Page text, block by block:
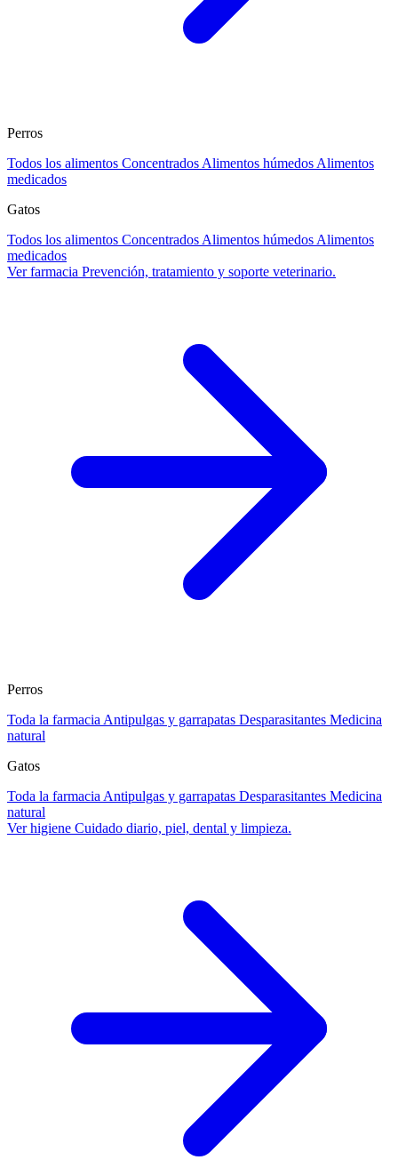
Perros
Todos los alimentos Concentrados Alimentos húmedos Alimentos
medicados
Gatos
Todos los alimentos Concentrados Alimentos húmedos Alimentos
medicados
Ver farmacia Prevención, tratamiento y soporte veterinario.
Perros
Toda la farmacia Antipulgas y garrapatas Desparasitantes Medicina
natural
Gatos
Toda la farmacia Antipulgas y garrapatas Desparasitantes Medicina
natural
Ver higiene Cuidado diario, piel, dental y limpieza.